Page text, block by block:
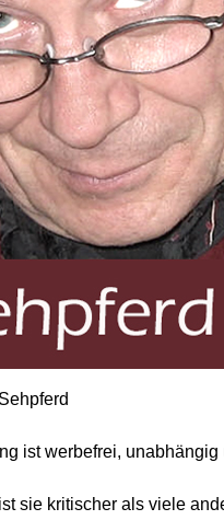
ist werbefrei, unabhängig
sie kritischer als viele